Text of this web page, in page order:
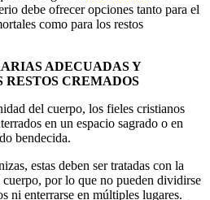
debe ofrecer opciones tanto para el
como para los restos
ADECUADAS Y
CREMADOS
del cuerpo, los fieles cristianos
en un espacio sagrado o en
bendecida.
estas deben ser tratadas con la
por lo que no pueden dividirse
ni enterrarse en múltiples lugares.